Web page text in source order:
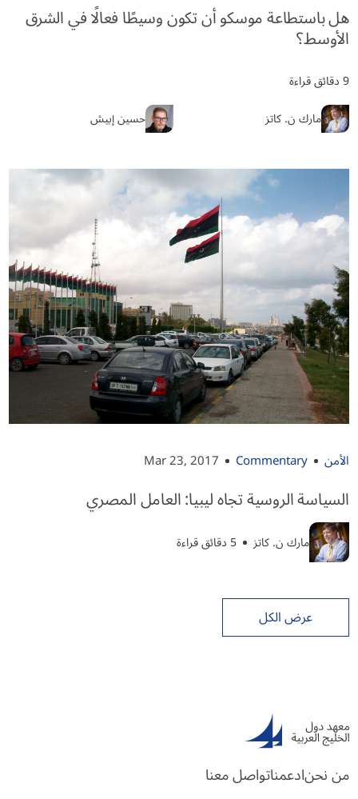
هل باستطاعة موسكو أن تكون وسيطًا فعالًا في الشرق
الأوسط؟
9 دقائق قراءة
مارك ن. كاتز
حسين إبيش
الأمن Commentary
Mar 23, 2017
السياسة الروسية تجاه ليبيا: العامل المصري
مارك ن. كاتز 5 دقائق قراءة
عرض الكل
من نحنادعمناتواصل معنا